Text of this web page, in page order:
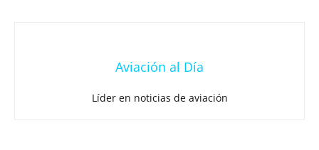
Aviación al Día
Líder en noticias de aviación